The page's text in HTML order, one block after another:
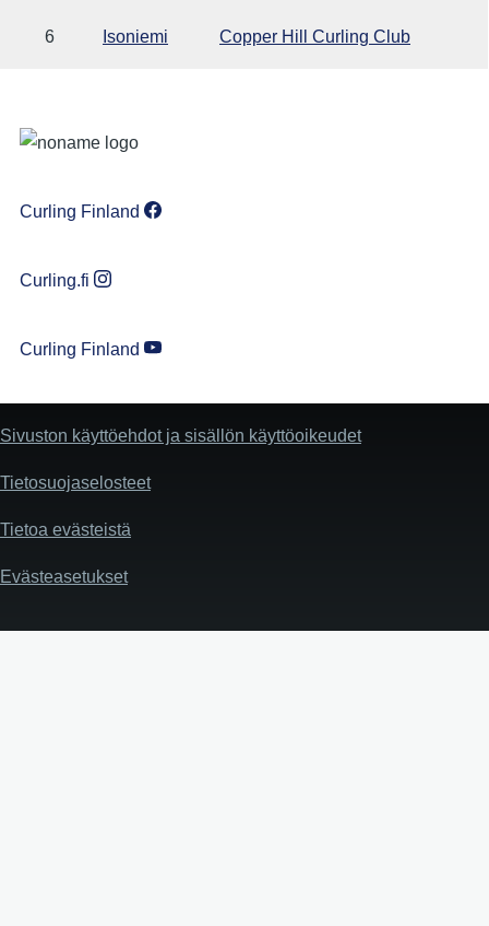
6 Isoniemi Copper Hill Curling Club
Curling Finland
Curling.fi
Curling Finland
Sivuston käyttöehdot ja sisällön käyttöoikeudet
Tietosuojaselosteet
Tietoa evästeistä
Evästeasetukset